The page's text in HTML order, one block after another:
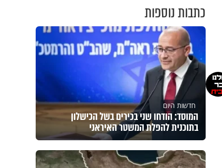
כתבות נוספות
חדשות היום
המוסד: הודחו שני בכירים בשל הכישלון
בתוכנית להפלת המשטר האיראני